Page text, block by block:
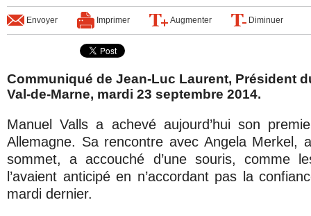
Envoyer Imprimer Augmenter Diminuer
Communiqué de Jean-Luc Laurent, Président
Val-de-Marne, mardi 23 septembre 2014.
Manuel Valls a achevé aujourd’hui son
Allemagne. Sa rencontre avec Angela Merkel,
sommet, a accouché d’une souris, comme
l’avaient anticipé en n’accordant pas la
mardi dernier.